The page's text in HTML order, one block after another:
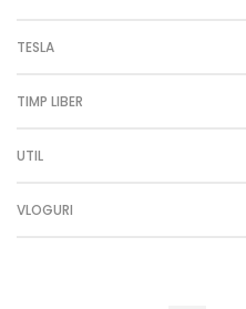
TESLA
TIMP LIBER
UTIL
VLOGURI